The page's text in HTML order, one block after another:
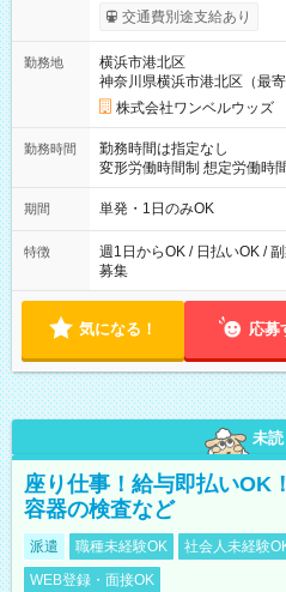
いOK！（規定あり） ┗働い
ンビニATMから 日払い分を引き落と
交通費別途支給あり
勤務地
横浜市港北区
神奈川県横浜市港北区（最寄
株式会社ワンベルウッズ
勤務時間
勤務時間は指定なし
変形労働時間制 想定労働時間160時間/月 【
～21：00
期間 単発・1日のみOK
特徴
週1日からOK / 日払いOK /
募集
気になる！ 応募
未読
座り仕事！給与即払いOK
容器の検査など
派遣 職種未経験OK 社会人未経験
WEB登録・面接OK